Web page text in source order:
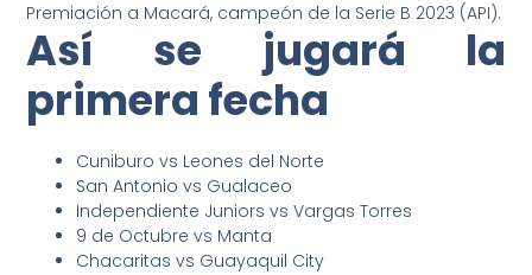
Premiación a Macará, campeón de la Serie B 2023 (API).
Así se jugará la
primera fecha
Cuniburo vs Leones del Norte
San Antonio vs Gualaceo
Independiente Juniors vs Vargas Torres
9 de Octubre vs Manta
Chacaritas vs Guayaquil City